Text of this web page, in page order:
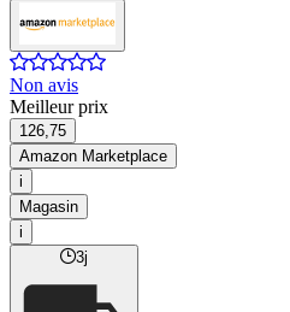
Non avis
Meilleur prix
126,75
Amazon Marketplace
i
Magasin
i
3j